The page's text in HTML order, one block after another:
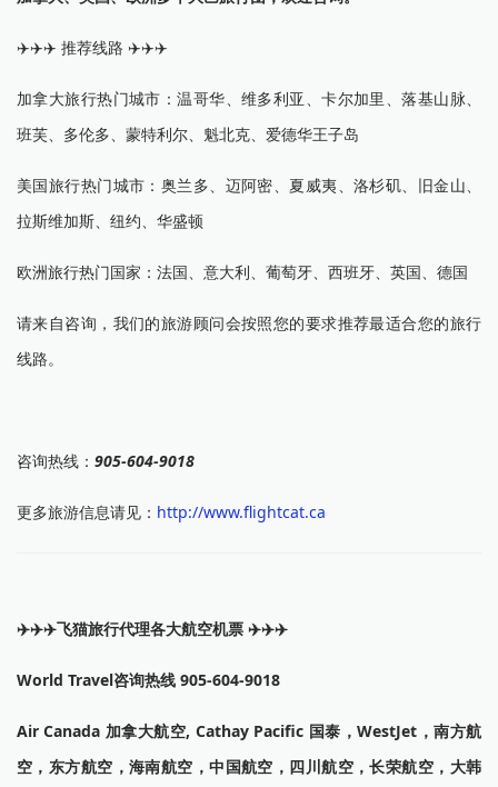
✈️✈️✈️ 推荐线路 ✈️✈️✈️
加拿大旅行热门城市：温哥华、维多利亚、卡尔加里、落基山脉、
班芙、多伦多、蒙特利尔、魁北克、爱德华王子岛
美国旅行热门城市：奥兰多、迈阿密、夏威夷、洛杉矶、旧金山、
拉斯维加斯、纽约、华盛顿
欧洲旅行热门国家：法国、意大利、葡萄牙、西班牙、英国、德国
请来自咨询，我们的旅游顾问会按照您的要求推荐最适合您的旅行
线路。
咨询热线： 905-604-9018
更多旅游信息请见： http://www.flightcat.ca
✈️✈️✈️飞猫旅行代理各大航空机票 ✈️✈️✈️
World Travel咨询热线 905-604-9018
Air Canada 加拿大航空, Cathay Pacific 国泰，WestJet，南方航
空，东方航空，海南航空，中国航空，四川航空，长荣航空，大韩